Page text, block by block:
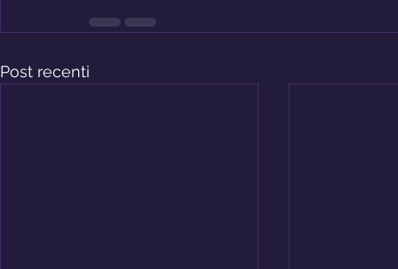
Post recenti